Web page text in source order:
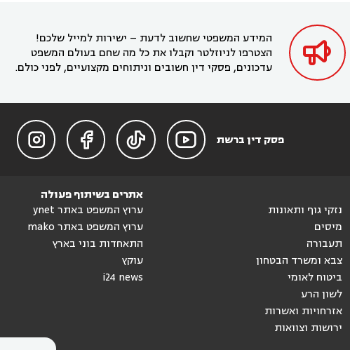

המידע המשפטי שחשוב לדעת – ישירות למייל שלכם!
הצטרפו לניוזלטר וקבלו את כל מה שחם בעולם המשפט
עדכונים, פסקי דין חשובים וניתוחים מקצועיים, לפני כולם.
פסק דין ברשת 



נזקי גוף ותאונות
מיסים
תעבורה
צבא ומשרד הבטחון
ביטוח לאומי
לשון הרע
אזרחויות ואשרות
ירושות וצוואות
אתרים בשיתוף פעולה
ערוץ המשפט באתר ynet
ערוץ המשפט באתר mako
התאחדות בוני בארץ
עוקץ
i24 news